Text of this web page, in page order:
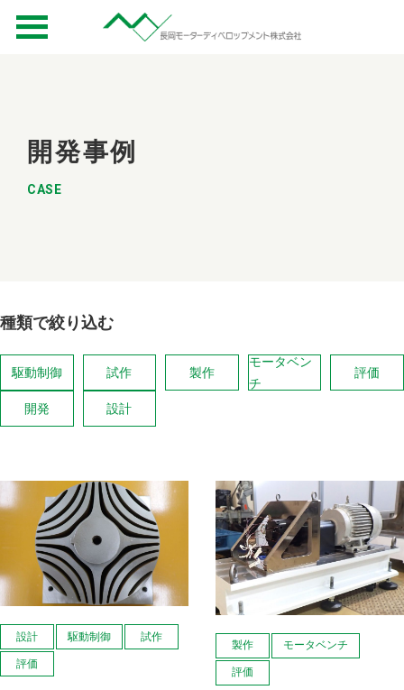
開発事例
CASE
種類で絞り込む
駆動制御 試作 製作
モータベン
チ
評価
開発 設計
設計 駆動制御 試作
評価
製作 モータベンチ
評価